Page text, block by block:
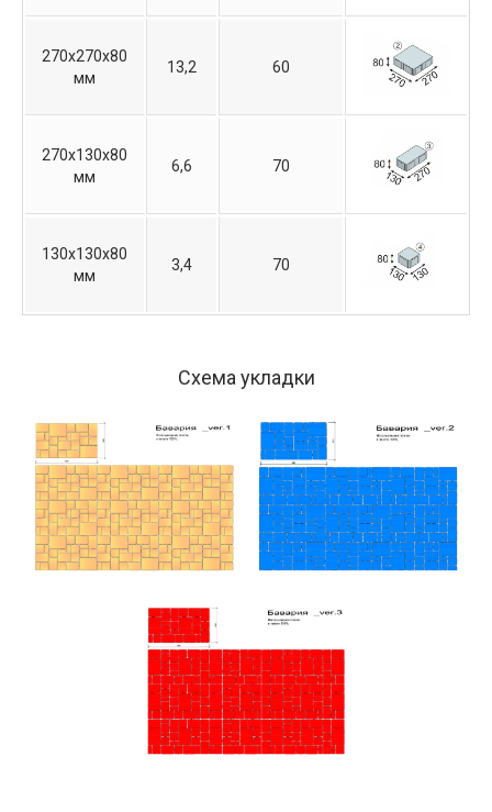
270х270х80
мм
13,2 60
270х130х80
мм
6,6 70
130х130х80
мм
3,4 70
Схема укладки